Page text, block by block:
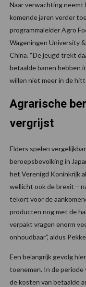
Naar verwachting
komende jaren verder
programmaleider Agro
Wageningen University
China. “De jeugd trekt
betaalde banen hebben
willen niet meer in de
Agrarische
vergrijst
Elders spelen
beroepsbevolking in
het Verenigd Koninkrijk
wellicht ook de brexit –
tekort voor de
producten nog met de
verpakt vragen enorm
onhoudbaar”, aldus
Een belangrijk gevolg
toenemen. In de
de kosten van betaalde